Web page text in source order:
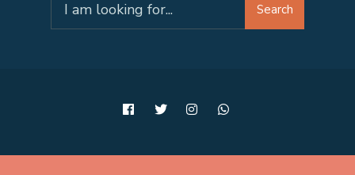
for:
Search